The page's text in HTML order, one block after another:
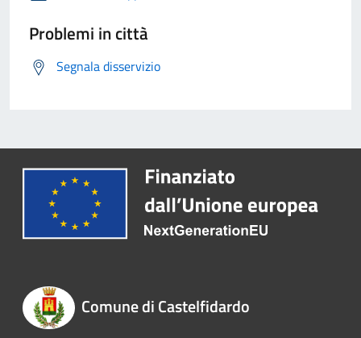
Problemi in città
Segnala disservizio
Comune di Castelfidardo